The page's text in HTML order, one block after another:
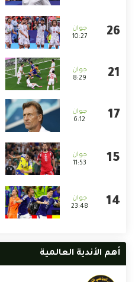
10:27
8:29
6:12
11:53
23:48
أهم الأندية العالمية